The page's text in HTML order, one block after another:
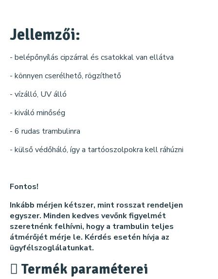
Jellemzői:
- belépőnyílás cipzárral és csatokkal van ellátva
- könnyen cserélhető, rögzíthető
- vízálló, UV álló
- kiváló minőség
- 6 rudas trambulinra
- külső védőháló, így a tartóoszolpokra kell ráhúzni
Fontos!
Inkább mérjen kétszer, mint rosszat rendeljen
egyszer. Minden kedves vevőnk figyelmét
szeretnénk felhívni, hogy a trambulin teljes
átmérőjét mérje le. Kérdés esetén hívja az
ügyfélszoglálatunkat.
Termék paraméterei